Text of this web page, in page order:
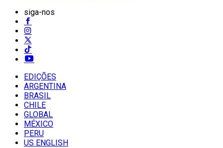
siga-nos
EDIÇÕES
ARGENTINA
BRASIL
CHILE
GLOBAL
MÉXICO
PERU
US ENGLISH